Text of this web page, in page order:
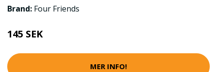
Brand: Four Friends
145 SEK
MER INFO!